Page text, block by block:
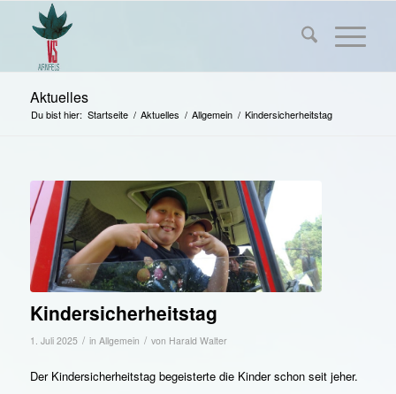
Aktuelles
Du bist hier: Startseite / Aktuelles / Allgemein / Kindersicherheitstag
Kindersicherheitstag
1. Juli 2025 / in Allgemein / von Harald Walter
Der Kindersicherheitstag begeisterte die Kinder schon seit jeher.